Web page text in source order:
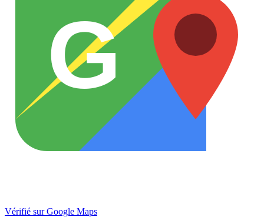
G
Vérifié sur Google Maps